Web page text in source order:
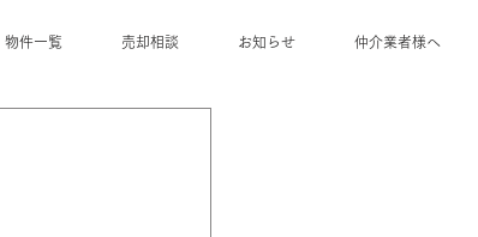
物件一覧 売却相談 お知らせ 仲介業者様へ